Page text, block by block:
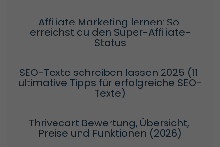
Affiliate Marketing lernen: So
erreichst du den Super-Affiliate-
Status
SEO-Texte schreiben lassen 2025 (11
ultimative Tipps für erfolgreiche SEO-
Texte)
Thrivecart Bewertung, Übersicht,
Preise und Funktionen (2026)